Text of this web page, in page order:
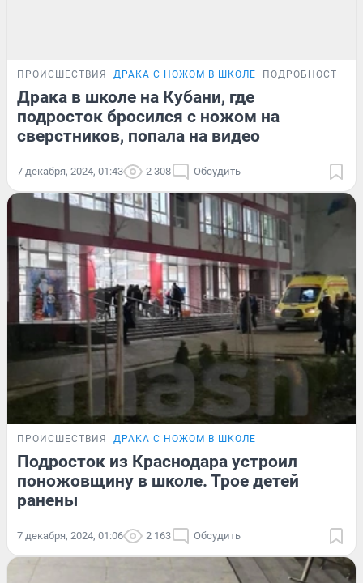
ПРОИСШЕСТВИЯ ДРАКА С НОЖОМ В ШКОЛЕ ПОДРОБНОСТИ
Драка в школе на Кубани, где
подросток бросился с ножом на
сверстников, попала на видео
7 декабря, 2024, 01:43 2 308 Обсудить
ПРОИСШЕСТВИЯ ДРАКА С НОЖОМ В ШКОЛЕ
Подросток из Краснодара устроил
поножовщину в школе. Трое детей
ранены
7 декабря, 2024, 01:06 2 163 Обсудить